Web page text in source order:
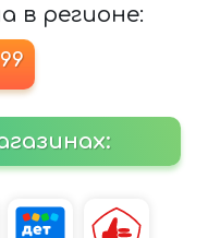
в регионе:
99